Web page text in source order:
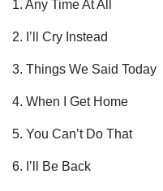
1. Any Time At All
2. I’ll Cry Instead
3. Things We Said Today
4. When I Get Home
5. You Can’t Do That
6. I’ll Be Back